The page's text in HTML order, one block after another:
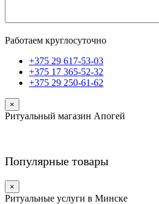
Работаем круглосуточно
+375 29 617-53-03
+375 17 365-52-32
+375 29 250-61-62
×
Ритуальный магазин Апогей
Популярные товары
×
Ритуальные услуги в Минске